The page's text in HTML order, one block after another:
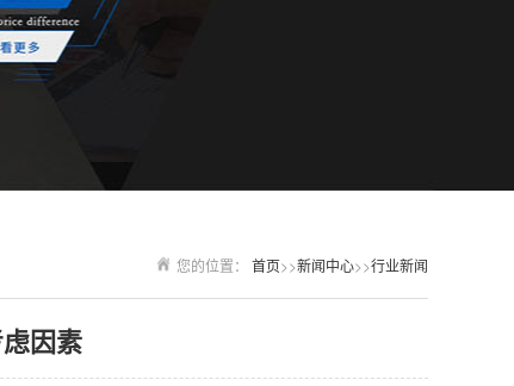
您的位置： 首页>>新闻中心>>行业新闻
因素